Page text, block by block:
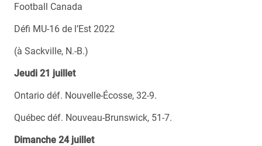
Football Canada
Défi MU-16 de l’Est 2022
(à Sackville, N.-B.)
Jeudi 21 juillet
Ontario déf. Nouvelle-Écosse, 32-9.
Québec déf. Nouveau-Brunswick, 51-7.
Dimanche 24 juillet